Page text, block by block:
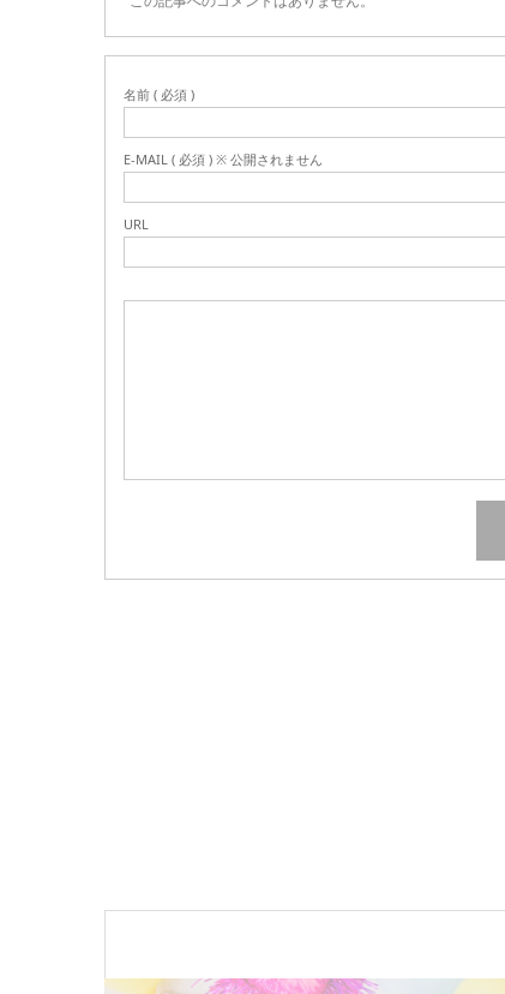
名前 ( 必須 )
E-MAIL ( 必須 ) ※ 公開されません
URL